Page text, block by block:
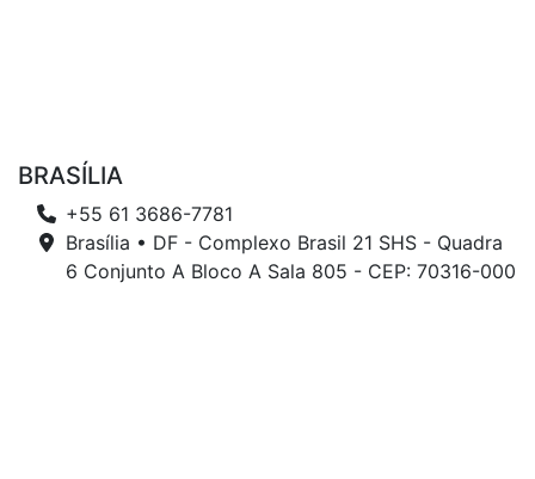
BRASÍLIA
+55 61 3686-7781
Brasília • DF - Complexo Brasil 21 SHS - Quadra
6 Conjunto A Bloco A Sala 805 - CEP: 70316-000